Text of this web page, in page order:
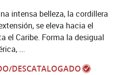
DESCATALOGADO
intensa belleza, la cordillera
se eleva hacia el
el Caribe. Forma la desigual
...